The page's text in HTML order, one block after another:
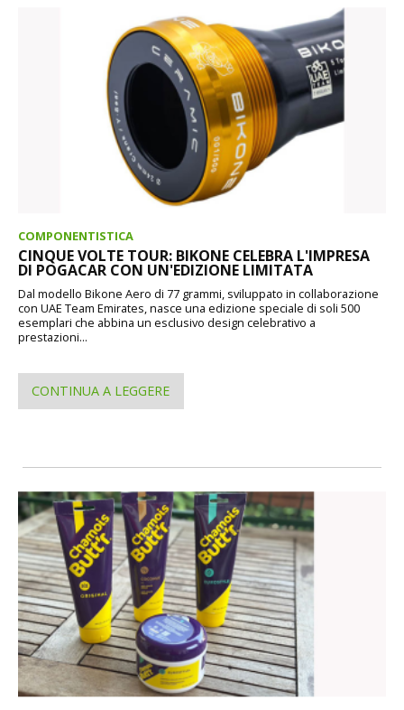
COMPONENTISTICA
CINQUE VOLTE TOUR: BIKONE CELEBRA L'IMPRESA
DI POGACAR CON UN'EDIZIONE LIMITATA
Dal modello Bikone Aero di 77 grammi, sviluppato in collaborazione
con UAE Team Emirates, nasce una edizione speciale di soli 500
esemplari che abbina un esclusivo design celebrativo a
prestazioni...
CONTINUA A LEGGERE